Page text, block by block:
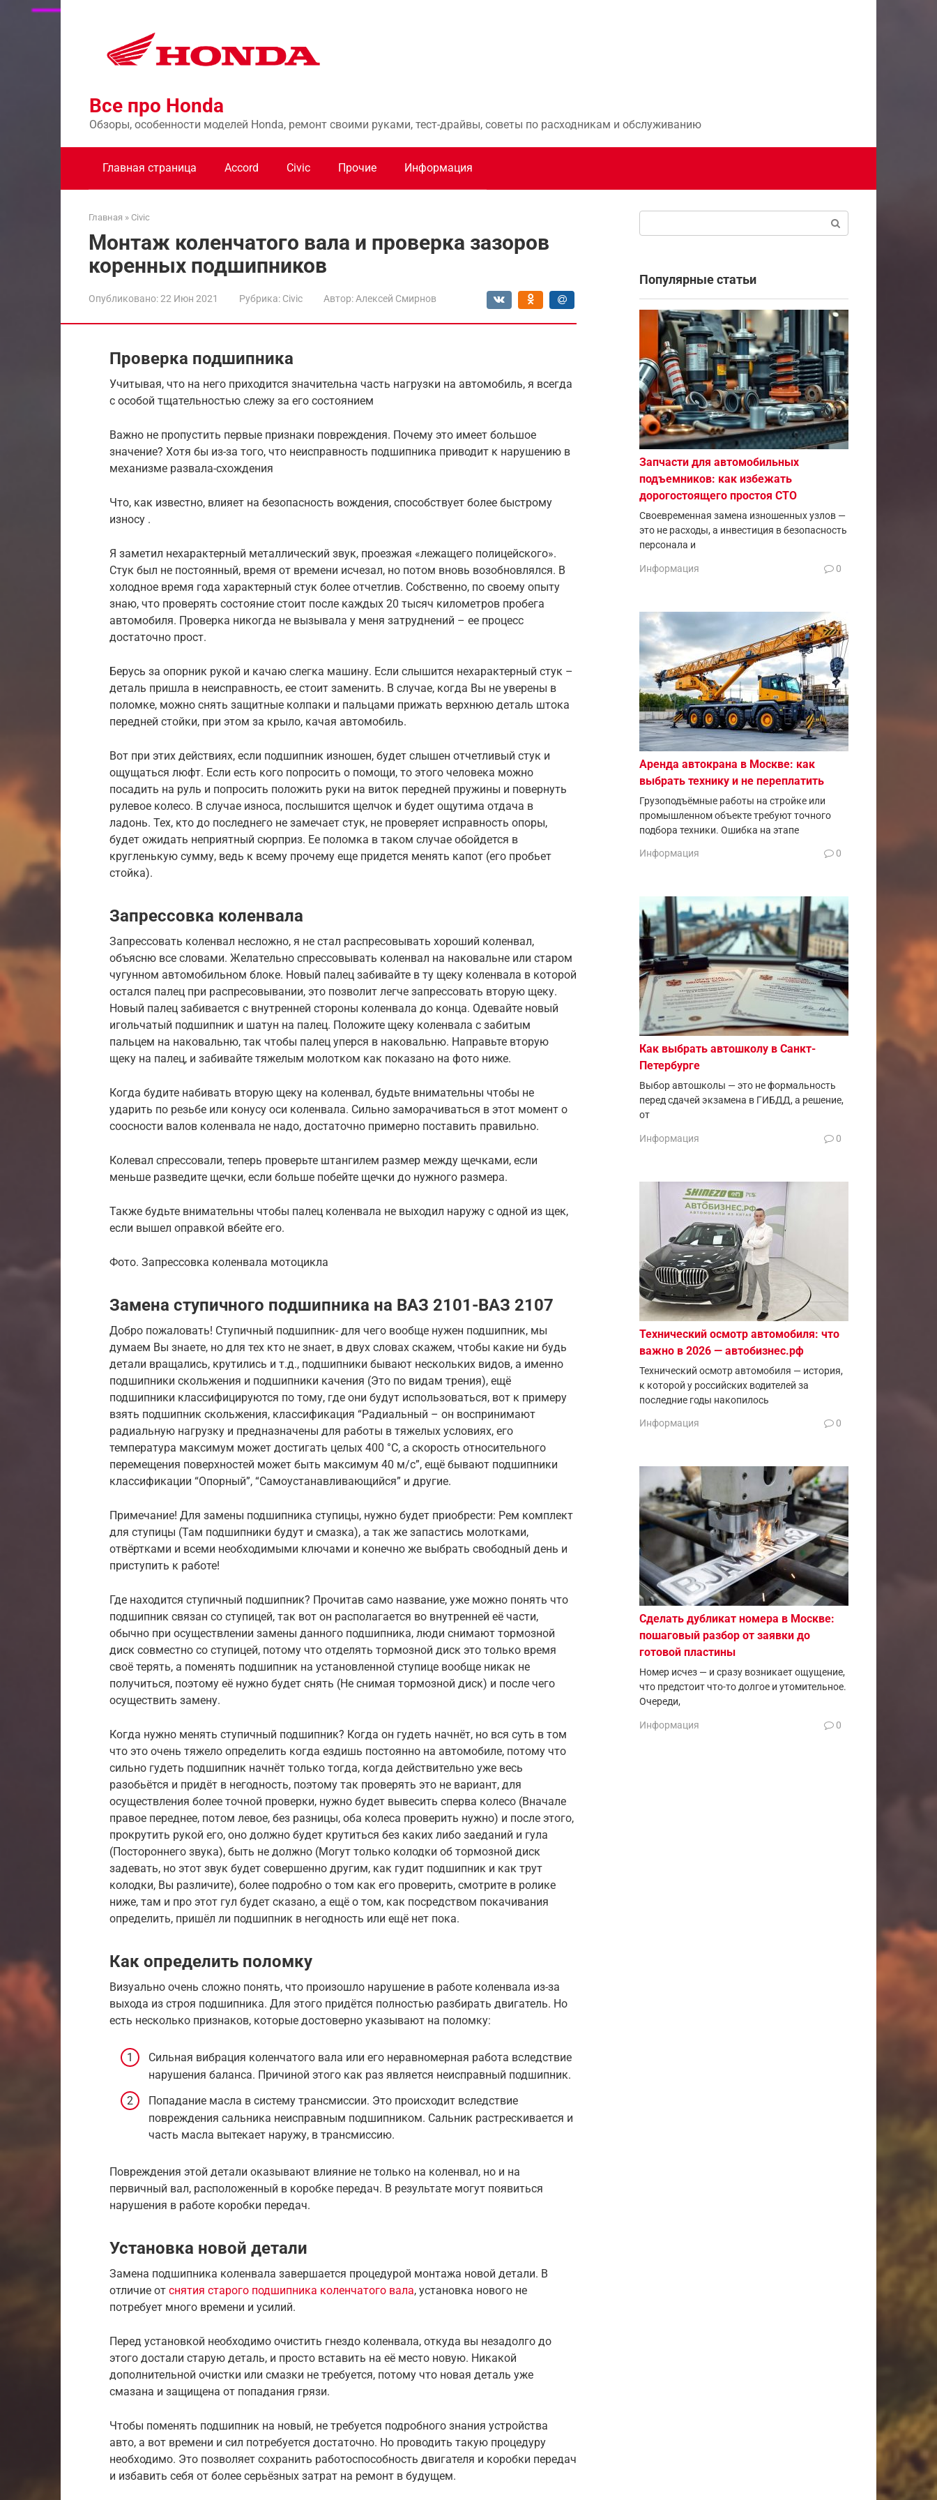
Перейти
Все про Honda
Обзоры, особенности моделей Honda, ремонт своими руками, тест-драйвы, советы по расходникам и обслуживанию
Главная страница Accord Civic Прочие Информация
Главная » Civic
Монтаж коленчатого вала и проверка зазоров
коренных подшипников
Опубликовано:22 Июн 2021 Рубрика: Civic Автор: Алексей Смирнов
Проверка подшипника
Учитывая, что на него приходится значительна часть нагрузки на автомобиль, я всегда
с особой тщательностью слежу за его состоянием
Важно не пропустить первые признаки повреждения. Почему это имеет большое
значение? Хотя бы из-за того, что неисправность подшипника приводит к нарушению в
механизме развала-схождения
Что, как известно, влияет на безопасность вождения, способствует более быстрому
износу .
Я заметил нехарактерный металлический звук, проезжая «лежащего полицейского».
Стук был не постоянный, время от времени исчезал, но потом вновь возобновлялся. В
холодное время года характерный стук более отчетлив. Собственно, по своему опыту
знаю, что проверять состояние стоит после каждых 20 тысяч километров пробега
автомобиля. Проверка никогда не вызывала у меня затруднений – ее процесс
достаточно прост.
Берусь за опорник рукой и качаю слегка машину. Если слышится нехарактерный стук –
деталь пришла в неисправность, ее стоит заменить. В случае, когда Вы не уверены в
поломке, можно снять защитные колпаки и пальцами прижать верхнюю деталь штока
передней стойки, при этом за крыло, качая автомобиль.
Вот при этих действиях, если подшипник изношен, будет слышен отчетливый стук и
ощущаться люфт. Если есть кого попросить о помощи, то этого человека можно
посадить на руль и попросить положить руки на виток передней пружины и повернуть
рулевое колесо. В случае износа, послышится щелчок и будет ощутима отдача в
ладонь. Тех, кто до последнего не замечает стук, не проверяет исправность опоры,
будет ожидать неприятный сюрприз. Ее поломка в таком случае обойдется в
кругленькую сумму, ведь к всему прочему еще придется менять капот (его пробьет
стойка).
Запрессовка коленвала
Запрессовать коленвал несложно, я не стал распресовывать хороший коленвал,
объясню все словами. Желательно спрессовывать коленвал на наковальне или старом
чугунном автомобильном блоке. Новый палец забивайте в ту щеку коленвала в которой
остался палец при распресовывании, это позволит легче запрессовать вторую щеку.
Новый палец забивается с внутренней стороны коленвала до конца. Одевайте новый
игольчатый подшипник и шатун на палец. Положите щеку коленвала с забитым
пальцем на наковальню, так чтобы палец уперся в наковальню. Направьте вторую
щеку на палец, и забивайте тяжелым молотком как показано на фото ниже.
Когда будите набивать вторую щеку на коленвал, будьте внимательны чтобы не
ударить по резьбе или конусу оси коленвала. Сильно заморачиваться в этот момент о
соосности валов коленвала не надо, достаточно примерно поставить правильно.
Колевал спрессовали, теперь проверьте штангилем размер между щечками, если
меньше разведите щечки, если больше побейте щечки до нужного размера.
Также будьте внимательны чтобы палец коленвала не выходил наружу с одной из щек,
если вышел оправкой вбейте его.
Фото. Запрессовка коленвала мотоцикла
Замена ступичного подшипника на ВАЗ 2101-ВАЗ 2107
Добро пожаловать! Ступичный подшипник- для чего вообще нужен подшипник, мы
думаем Вы знаете, но для тех кто не знает, в двух словах скажем, чтобы какие ни будь
детали вращались, крутились и т.д., подшипники бывают нескольких видов, а именно
подшипники скольжения и подшипники качения (Это по видам трения), ещё
подшипники классифицируются по тому, где они будут использоваться, вот к примеру
взять подшипник скольжения, классификация “Радиальный – он воспринимают
радиальную нагрузку и предназначены для работы в тяжелых условиях, его
температура максимум может достигать целых 400 °С, а скорость относительного
перемещения поверхностей может быть максимум 40 м/с”, ещё бывают подшипники
классификации “Опорный”, “Самоустанавливающийся” и другие.
Примечание! Для замены подшипника ступицы, нужно будет приобрести: Рем комплект
для ступицы (Там подшипники будут и смазка), а так же запастись молотками,
отвёртками и всеми необходимыми ключами и конечно же выбрать свободный день и
приступить к работе!
Где находится ступичный подшипник? Прочитав само название, уже можно понять что
подшипник связан со ступицей, так вот он располагается во внутренней её части,
обычно при осуществлении замены данного подшипника, люди снимают тормозной
диск совместно со ступицей, потому что отделять тормозной диск это только время
своё терять, а поменять подшипник на установленной ступице вообще никак не
получиться, поэтому её нужно будет снять (Не снимая тормозной диск) и после чего
осуществить замену.
Когда нужно менять ступичный подшипник? Когда он гудеть начнёт, но вся суть в том
что это очень тяжело определить когда ездишь постоянно на автомобиле, потому что
сильно гудеть подшипник начнёт только тогда, когда действительно уже весь
разобьётся и придёт в негодность, поэтому так проверять это не вариант, для
осуществления более точной проверки, нужно будет вывесить сперва колесо (Вначале
правое переднее, потом левое, без разницы, оба колеса проверить нужно) и после этого,
прокрутить рукой его, оно должно будет крутиться без каких либо заеданий и гула
(Постороннего звука), быть не должно (Могут только колодки об тормозной диск
задевать, но этот звук будет совершенно другим, как гудит подшипник и как трут
колодки, Вы различите), более подробно о том как его проверить, смотрите в ролике
ниже, там и про этот гул будет сказано, а ещё о том, как посредством покачивания
определить, пришёл ли подшипник в негодность или ещё нет пока.
Как определить поломку
Визуально очень сложно понять, что произошло нарушение в работе коленвала из-за
выхода из строя подшипника. Для этого придётся полностью разбирать двигатель. Но
есть несколько признаков, которые достоверно указывают на поломку:
Сильная вибрация коленчатого вала или его неравномерная работа вследствие
нарушения баланса. Причиной этого как раз является неисправный подшипник.
Попадание масла в систему трансмиссии. Это происходит вследствие
повреждения сальника неисправным подшипником. Сальник растрескивается и
часть масла вытекает наружу, в трансмиссию.
Повреждения этой детали оказывают влияние не только на коленвал, но и на
первичный вал, расположенный в коробке передач. В результате могут появиться
нарушения в работе коробки передач.
Установка новой детали
Замена подшипника коленвала завершается процедурой монтажа новой детали. В
отличие от снятия старого подшипника коленчатого вала, установка нового не
потребует много времени и усилий.
Перед установкой необходимо очистить гнездо коленвала, откуда вы незадолго до
этого достали старую деталь, и просто вставить на её место новую. Никакой
дополнительной очистки или смазки не требуется, потому что новая деталь уже
смазана и защищена от попадания грязи.
Чтобы поменять подшипник на новый, не требуется подробного знания устройства
авто, а вот времени и сил потребуется достаточно. Но проводить такую процедуру
необходимо. Это позволяет сохранить работоспособность двигателя и коробки передач
и избавить себя от более серьёзных затрат на ремонт в будущем.
Популярные статьи
Запчасти для автомобильных
подъемников: как избежать
дорогостоящего простоя СТО
Своевременная замена изношенных узлов —
это не расходы, а инвестиция в безопасность
персонала и
Информация 0
Аренда автокрана в Москве: как
выбрать технику и не переплатить
Грузоподъёмные работы на стройке или
промышленном объекте требуют точного
подбора техники. Ошибка на этапе
Информация 0
Как выбрать автошколу в Санкт-
Петербурге
Выбор автошколы — это не формальность
перед сдачей экзамена в ГИБДД, а решение,
от
Информация 0
Технический осмотр автомобиля: что
важно в 2026 — автобизнес.рф
Технический осмотр автомобиля — история,
к которой у российских водителей за
последние годы накопилось
Информация 0
Сделать дубликат номера в Москве:
пошаговый разбор от заявки до
готовой пластины
Номер исчез — и сразу возникает ощущение,
что предстоит что-то долгое и утомительное.
Очереди,
Информация 0